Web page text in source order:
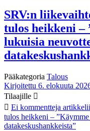
SRV:n
tulos heikkeni
lukuisia
Pääkategoria Talous
Kirjoitettu 6. elokuuta
Tilaajille
Ei kommentteja
tulos heikkeni –
datakeskushankkeista”